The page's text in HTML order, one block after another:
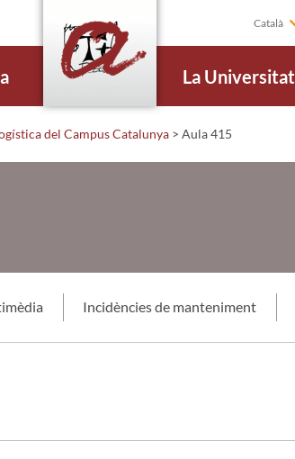
Català
La Universitat
del Campus Catalunya > Aula 415
Incidències de manteniment